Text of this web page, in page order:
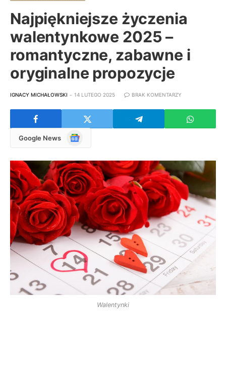
Najpiękniejsze życzenia
walentynkowe 2025 –
romantyczne, zabawne i
oryginalne propozycje
IGNACY MICHAŁOWSKI 14 LUTEGO 2025 BRAK KOMENTARZY
Google News
Google
Walentynki